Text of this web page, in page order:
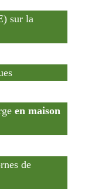
sur la
en maison
de